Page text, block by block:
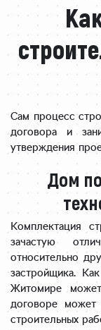
Сам процесс
договора и
утверждения
Дом
Комплектация
зачастую
относительно
застройщика.
Житомире
договоре может
строительных